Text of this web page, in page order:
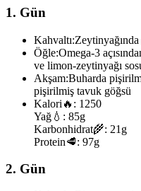
1. Gün
Kahvaltı:Zeytinyağında
Öğle:Omega-3
ve limon-zeytinyağı
Akşam:Buharda
pişirilmiş tavuk göğsü
Kalori 🔥: 1250
Yağ 💧: 85g
Karbonhidrat🌾: 21g
Protein🥩: 97g
2. Gün